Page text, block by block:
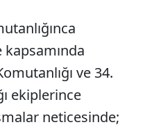
ve 34.
ekiplerince
neticesinde;